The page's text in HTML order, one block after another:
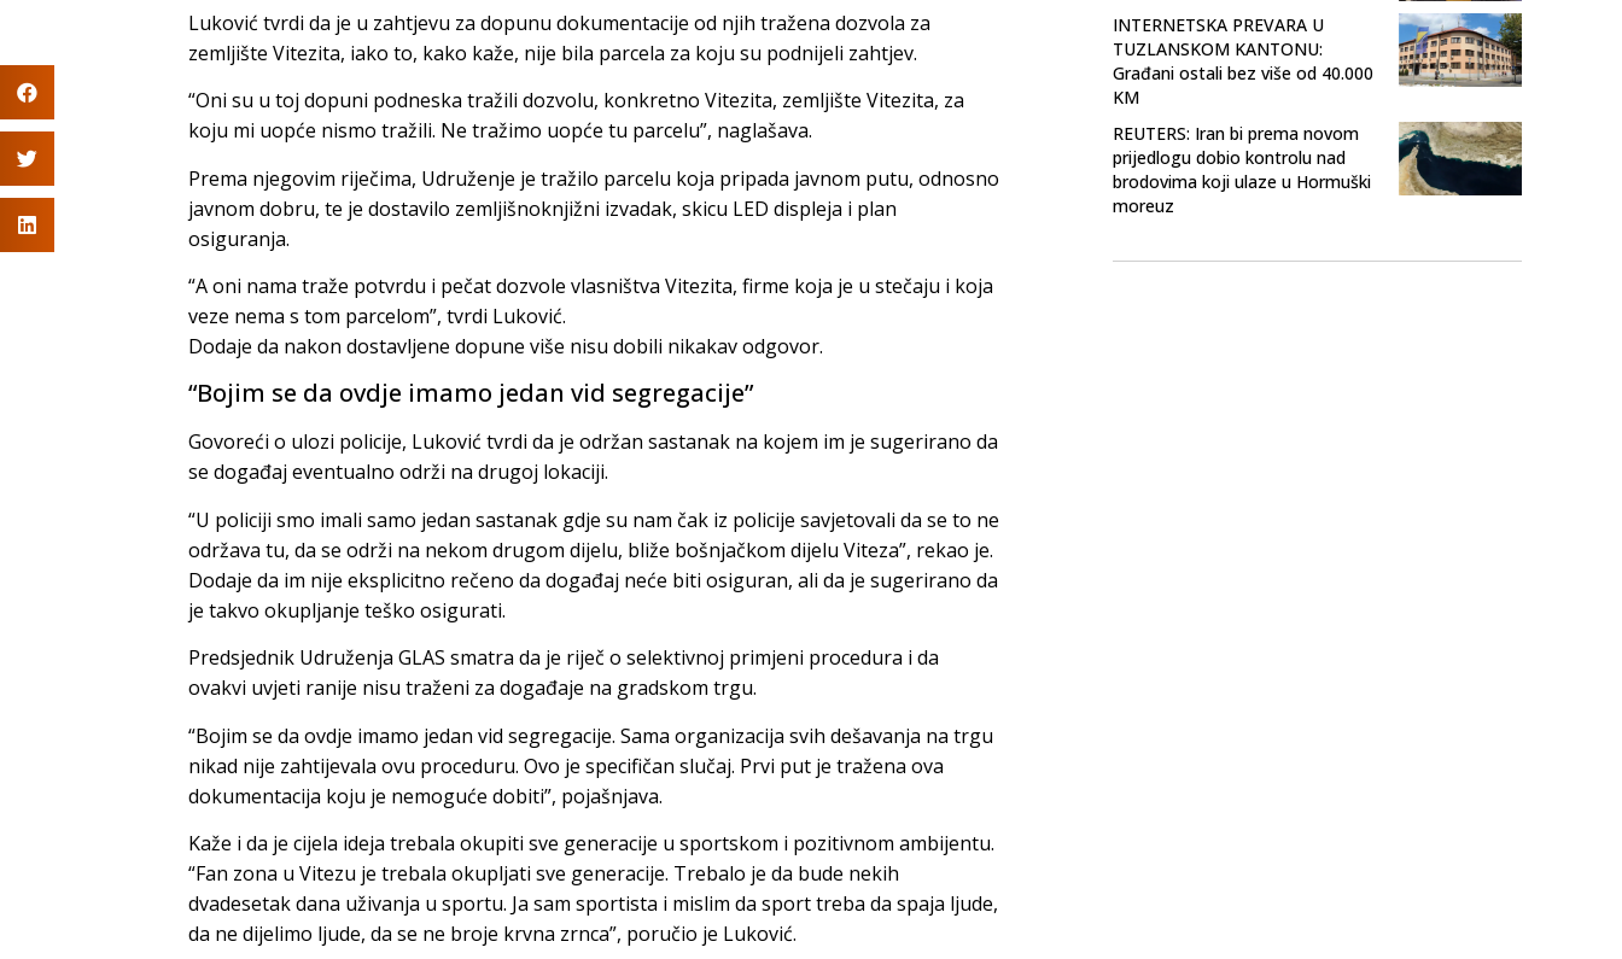
Luković tvrdi da je u zahtjevu za dopunu dokumentacije od njih tražena dozvola za
zemljište Vitezita, iako to, kako kaže, nije bila parcela za koju su podnijeli zahtjev.
“Oni su u toj dopuni podneska tražili dozvolu, konkretno Vitezita, zemljište Vitezita, za
koju mi uopće nismo tražili. Ne tražimo uopće tu parcelu”, naglašava.
Prema njegovim riječima, Udruženje je tražilo parcelu koja pripada javnom putu, odnosno
javnom dobru, te je dostavilo zemljišnoknjižni izvadak, skicu LED displeja i plan
osiguranja.
“A oni nama traže potvrdu i pečat dozvole vlasništva Vitezita, firme koja je u stečaju i koja
veze nema s tom parcelom”, tvrdi Luković.
Dodaje da nakon dostavljene dopune više nisu dobili nikakav odgovor.
“Bojim se da ovdje imamo jedan vid segregacije”
Govoreći o ulozi policije, Luković tvrdi da je održan sastanak na kojem im je sugerirano da
se događaj eventualno održi na drugoj lokaciji.
“U policiji smo imali samo jedan sastanak gdje su nam čak iz policije savjetovali da se to ne
održava tu, da se održi na nekom drugom dijelu, bliže bošnjačkom dijelu Viteza”, rekao je.
Dodaje da im nije eksplicitno rečeno da događaj neće biti osiguran, ali da je sugerirano da
je takvo okupljanje teško osigurati.
Predsjednik Udruženja GLAS smatra da je riječ o selektivnoj primjeni procedura i da
ovakvi uvjeti ranije nisu traženi za događaje na gradskom trgu.
“Bojim se da ovdje imamo jedan vid segregacije. Sama organizacija svih dešavanja na trgu
nikad nije zahtijevala ovu proceduru. Ovo je specifičan slučaj. Prvi put je tražena ova
dokumentacija koju je nemoguće dobiti”, pojašnjava.
Kaže i da je cijela ideja trebala okupiti sve generacije u sportskom i pozitivnom ambijentu.
“Fan zona u Vitezu je trebala okupljati sve generacije. Trebalo je da bude nekih
dvadesetak dana uživanja u sportu. Ja sam sportista i mislim da sport treba da spaja ljude,
da ne dijelimo ljude, da se ne broje krvna zrnca”, poručio je Luković.
INTERNETSKA PREVARA U
TUZLANSKOM KANTONU:
Građani ostali bez više od 40.000
KM
REUTERS: Iran bi prema novom
prijedlogu dobio kontrolu nad
brodovima koji ulaze u Hormuški
moreuz